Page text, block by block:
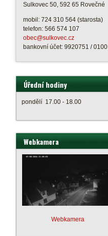
Sulkovec 50, 592 65 Rovečné
mobil: 724 310 564 (starosta)
telefon: 566 574 107
obec@sulkovec.cz
bankovní účet: 9920751 / 0100
Úřední hodiny
pondělí 17.00 - 18.00
Webkamera
Webkamera